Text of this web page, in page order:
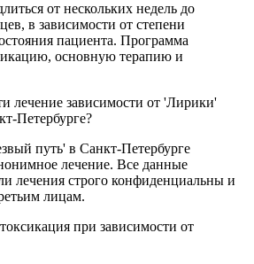
от нескольких недель до
в зависимости от степени
пациента. Программа
основную терапию и
лечение зависимости от 'Лирики'
Петербурге?
путь' в Санкт-Петербурге
лечение. Все данные
лечения строго конфиденциальны и
лицам.
при зависимости от